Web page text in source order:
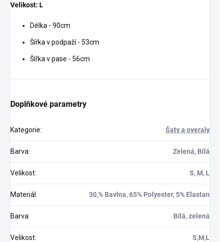
Velikost: L
Délka - 90cm
Šířka v podpaží - 53cm
Šířka v pase - 56cm
Doplňkové parametry
Kategorie: Šaty a overaly
Barva: Zelená, Bílá
Velikost: S, M, L
Materiál : 30,% Bavlna, 65% Polyester, 5% Elastan
Barva: Bílá, zelená
Velikost: S,M,L